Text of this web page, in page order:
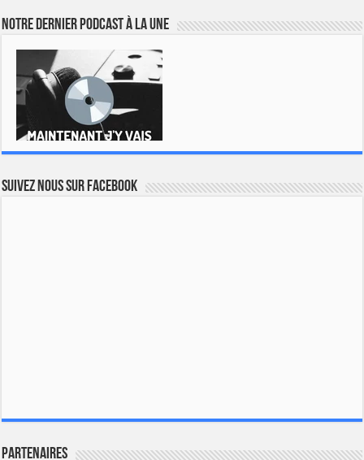
Notre dernier podcast à la une
Suivez nous sur Facebook
Partenaires